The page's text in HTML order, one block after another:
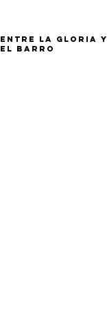
ENTRE LA GLORIA Y
EL BARRO